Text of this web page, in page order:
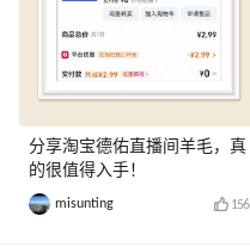
分享淘宝德佑直播间羊毛，真
的很值得入手！
misunting 156